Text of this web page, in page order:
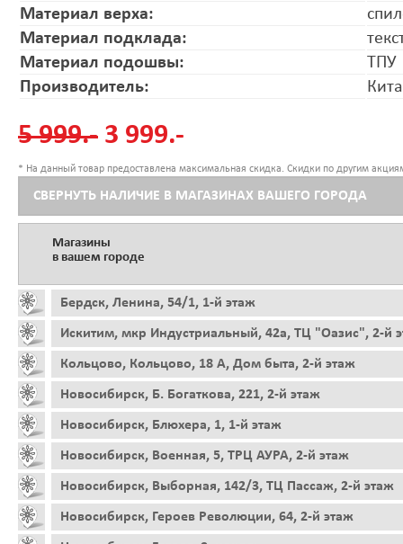
Материал верха:
Материал подклада:
Материал подошвы:
ТПУ
Производитель:
5 999.- 3 999.-
* На данный товар предоставлена максимальная скидка. Скидки по другим
СВЕРНУТЬ НАЛИЧИЕ В МАГАЗИНАХ ВАШЕГО ГОРОДА
Магазины
в вашем городе
Бердск, Ленина, 54/1, 1-й этаж
Искитим, мкр Индустриальный, 42а, ТЦ "Оазис", 2-й
Кольцово, Кольцово, 18 А, Дом быта, 2-й этаж
Новосибирск, Б. Богаткова, 221, 2-й этаж
Новосибирск, Блюхера, 1, 1-й этаж
Новосибирск, Военная, 5, ТРЦ АУРА, 2-й этаж
Новосибирск, Выборная, 142/3, ТЦ Пассаж, 2-й этаж
Новосибирск, Героев Революции, 64, 2-й этаж